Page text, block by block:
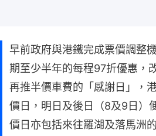
早前政府與港鐵完成票價調整
期至少半年的每程97折優惠，
再推半價車費的「感謝日」，
價日，明日及後日（8及9日）
價日亦包括來往羅湖及落馬洲